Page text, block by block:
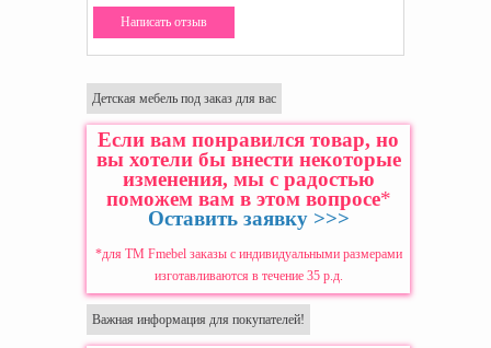
Написать отзыв
Детская мебель под заказ для вас
Если вам понравился товар, но
вы хотели бы внести некоторые
изменения, мы с радостью
поможем вам в этом вопросе*
Оставить заявку >>>
*для ТМ Fmebel заказы с индивидуальными размерами
изготавливаются в течение 35 р.д.
Важная информация для покупателей!